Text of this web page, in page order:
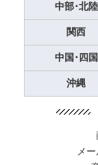
中部･北陸
関西
中国･四国
沖縄
メ